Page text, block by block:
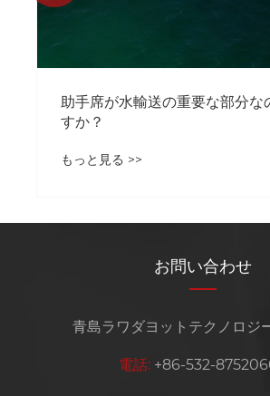
お問い合わせ
青島ラワダヨットテクノロジ
電話: +86-532-